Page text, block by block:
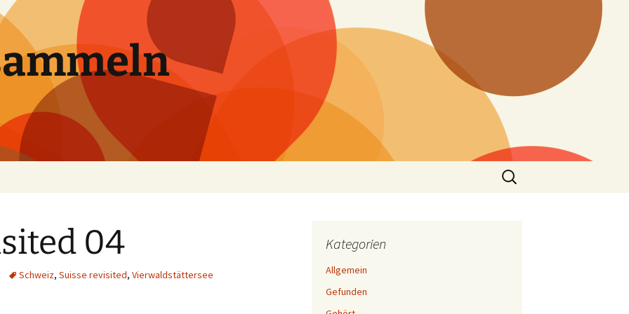
Suchen
nach:
04
Schweiz, Suisse revisited, Vierwaldstättersee
Kategorien
Allgemein
Gefunden